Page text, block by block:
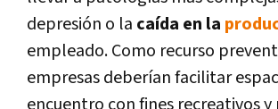
depresión o la caída en la
empleado. Como recurso
empresas deberían facilitar